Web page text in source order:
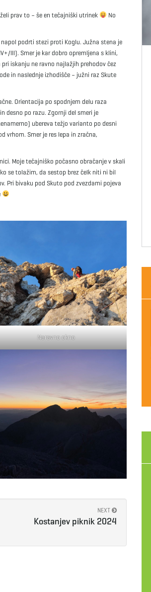
prav to – še en tečajniški utrinek
No
podrti stezi proti Koglu. Južna stena je
III). Smer je kar dobro opremljena s klini,
iskanju ne ravno najlažjih prehodov čez
in naslednje izhodišče – južni raz Skute
Orientacija po spodnjem delu raza
desno po razu. Zgornji del smeri je
ubereva težjo varianto po desni
vrhom. Smer je res lepa in zračna,
Moje tečajniško počasno obračanje v skali
se tolažim, da sestop brez čelk niti ni bil
Pri bivaku pod Skuto pod zvezdami pojeva
Naravno okno
NEXT
Kostanjev piknik 2024